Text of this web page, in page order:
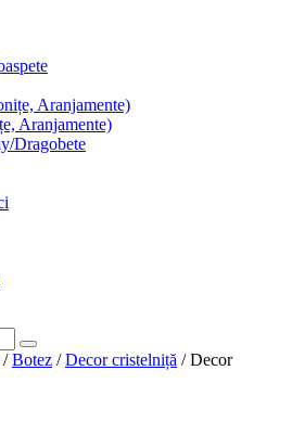
Aranjamente)
Aranjamente)
Dragobete
/Botez /Decor cristelniță / Decor